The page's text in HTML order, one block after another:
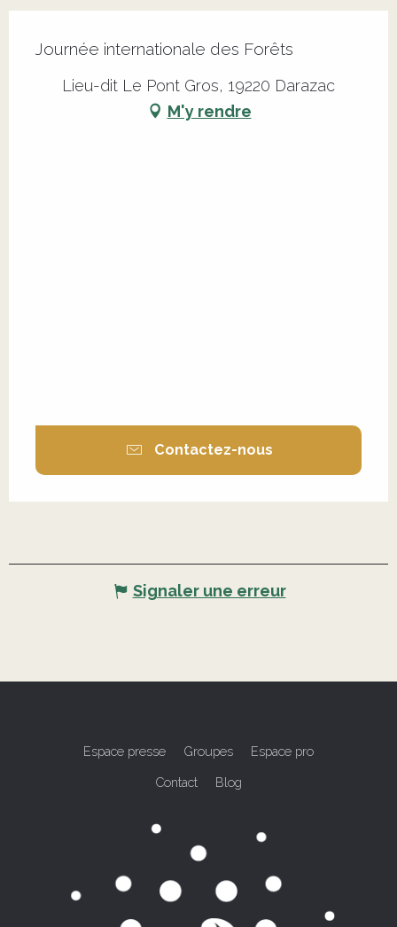
Journée internationale des Forêts
Lieu-dit Le Pont Gros, 19220 Darazac
M'y rendre
Contactez-nous
Signaler une erreur
Espace presse Groupes Espace pro
Contact Blog